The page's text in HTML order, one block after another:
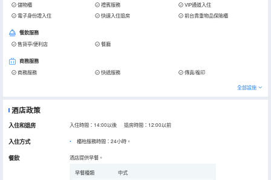
儲物櫃 禮賓服務
VIP通道入住
電子身份證入住
快速入住退房 前台貴重物品保險櫃
餐飲服務
售貨亭/便利店 餐廳
商務服務
商務服務 快遞服務 傳真/複印
全部設施
酒店政策
入住和退房 入住時間：14:00以後 退房時間：12:00以前
入住方式 櫃枱服務時間：24小時。
餐飲 酒店提供早餐。
早餐種類
中式